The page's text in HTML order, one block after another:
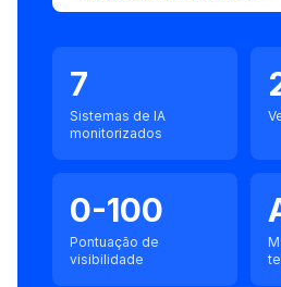
7
Sistemas de IA
monitorizados
0-100
Pontuação de
visibilidade